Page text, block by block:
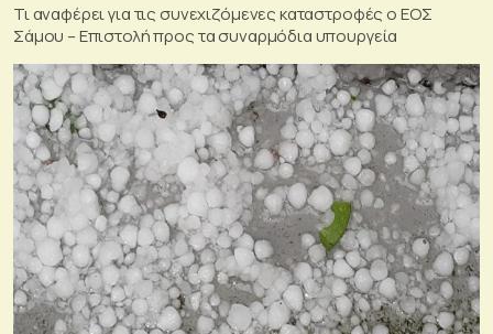
Τι αναφέρει για τις συνεχιζόμενες καταστροφές ο ΕΟΣ
Σάμου – Επιστολή προς τα συναρμόδια υπουργεία